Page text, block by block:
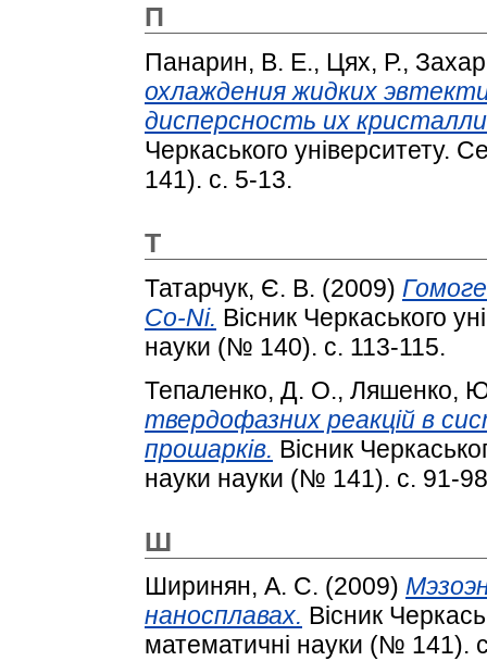
П
Панарин, В. Е., Цях, Р.,
охлаждения жидких
дисперсность их
Черкаського університету.
141). с. 5-13.
Т
Татарчук, Є. В. (2009)
Co-Ni. Вісник Черкаського
науки (№ 140). с. 113-115.
Тепаленко, Д. О., Ляшенко,
твердофазних реакцій в
прошарків. Вісник
науки науки (№ 141). с. 91-
Ш
Ширинян, А. С. (2009)
наносплавах. Вісник
математичні науки (№ 141).